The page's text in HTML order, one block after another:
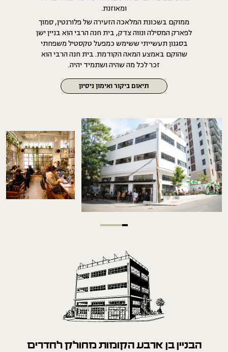
ומאוזנת.
ממוקם בשכונת המלאכה הזעירה של פלורנטין, סמוך
לפארק המסילה ונווה צדק, בית חנה הרבי הוא בניין ישן
בסגנון תעשייתי ששימש כמפעל טקסטיל משפחתי
שהוקם באמצע המאה הקודמת. בית חנה הרבי הוא
זכר לכל מה שהיה ושתמיד יהיה.
תיאום ביקור ואימון ניסיון
הבניין בן ארבע הקומות מחולק לחדרים